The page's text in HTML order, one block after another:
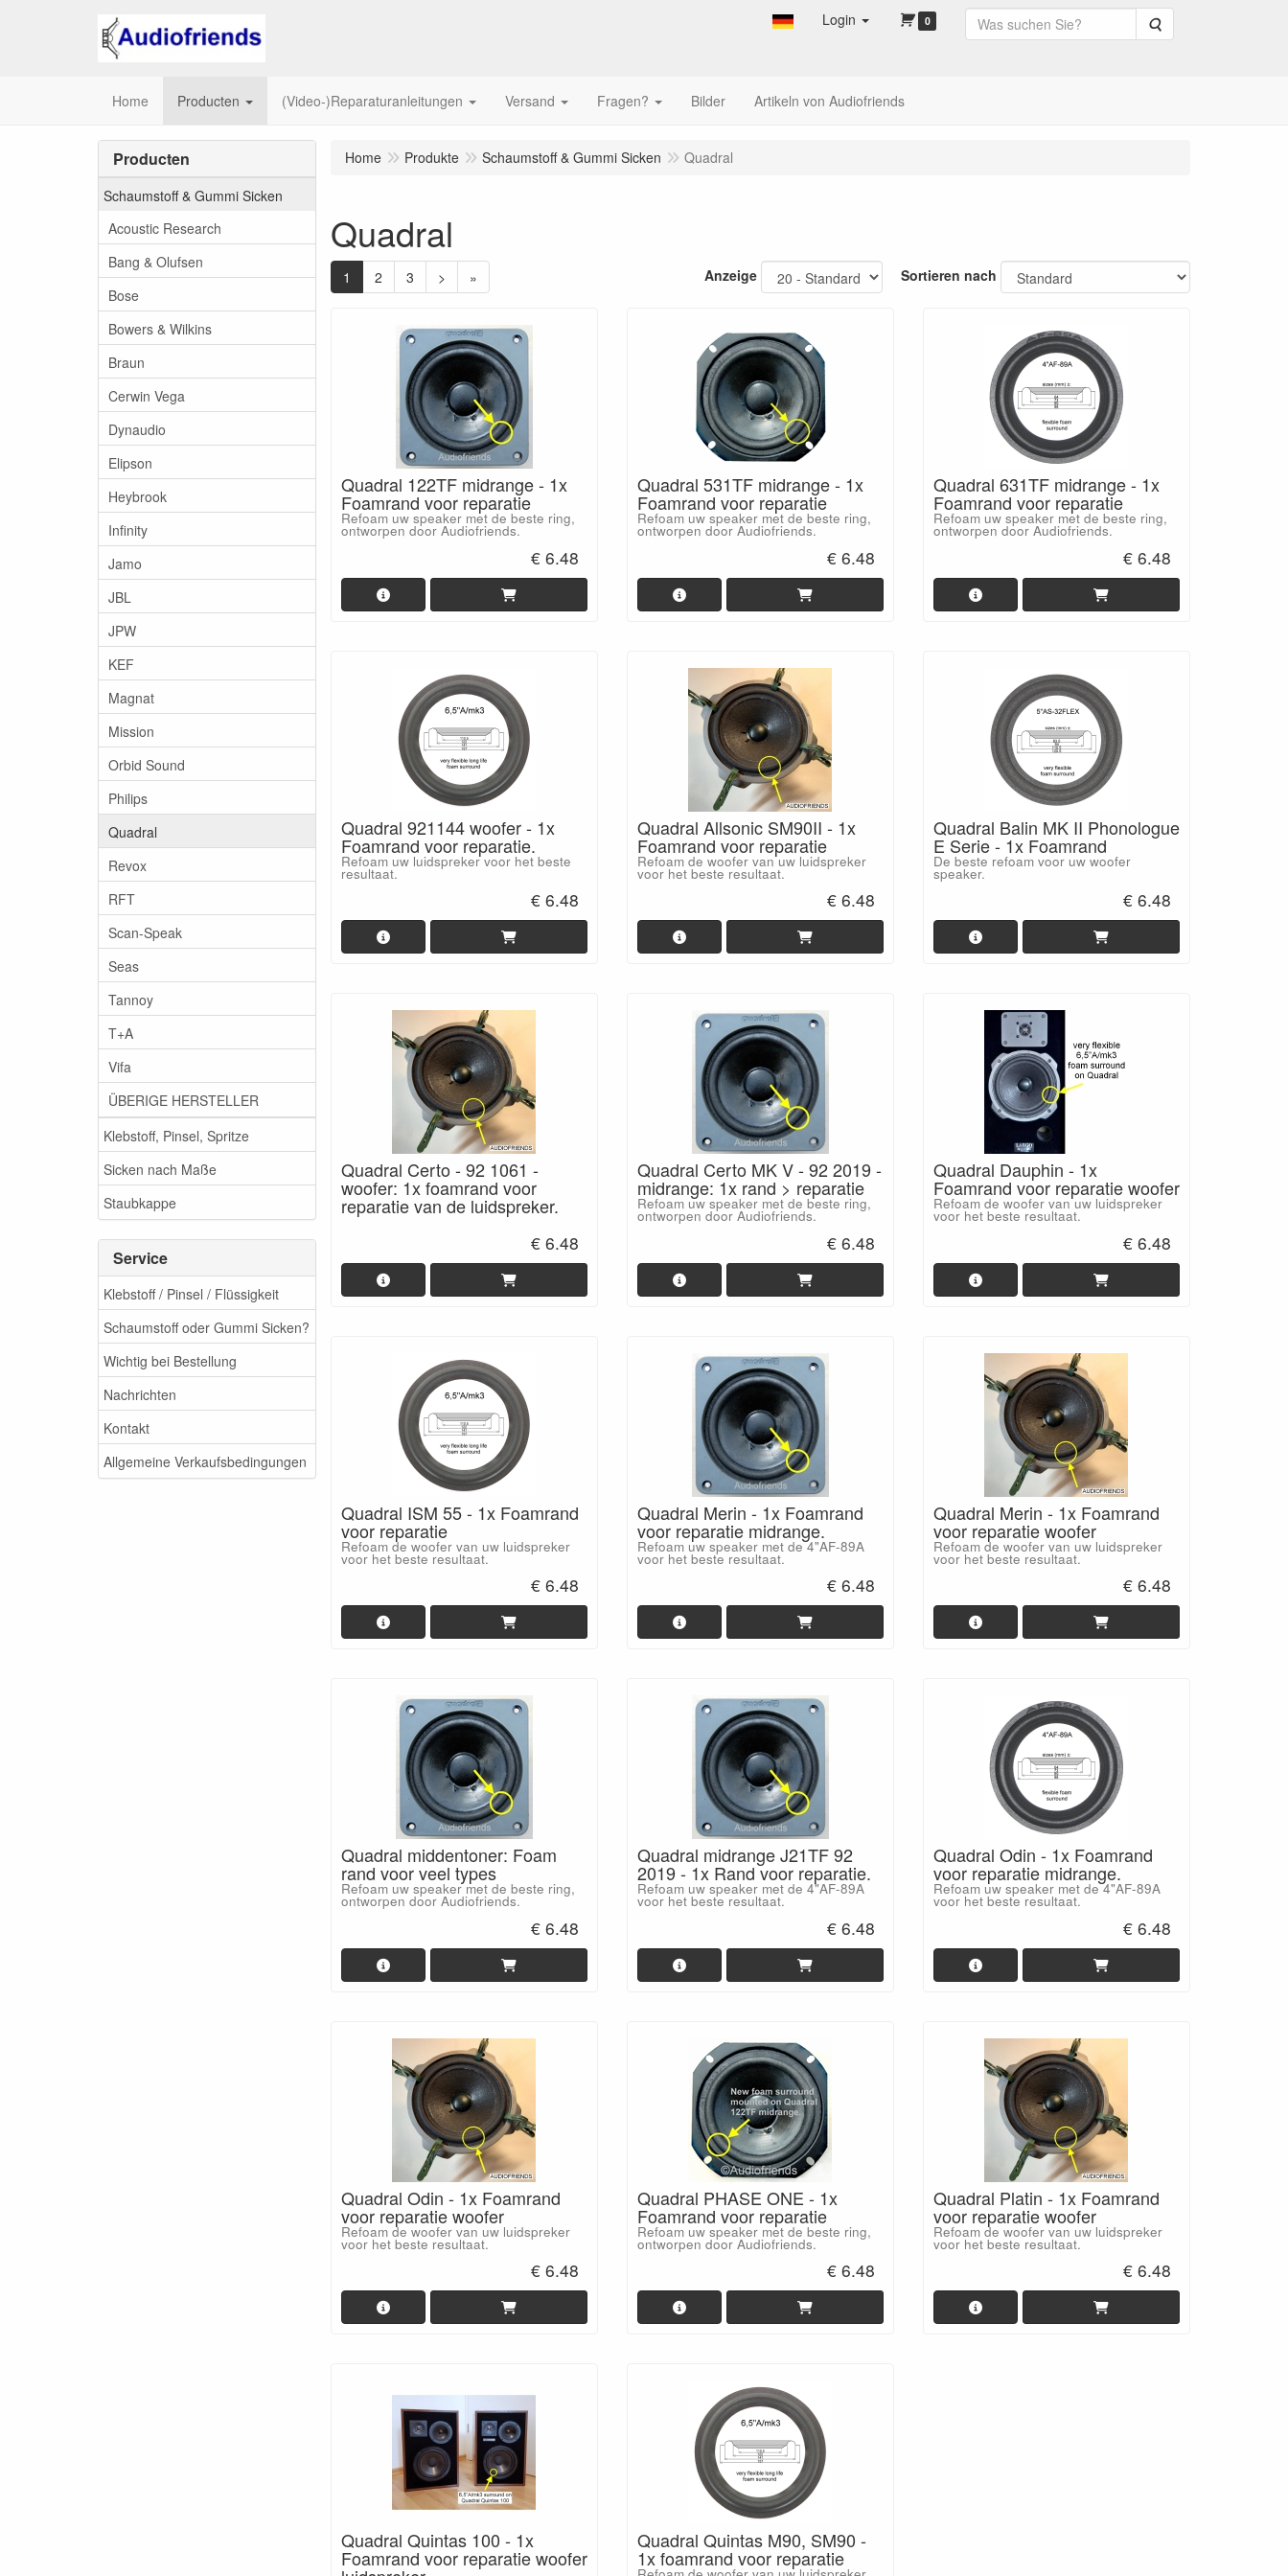
Login 0 Suche
Home Producten (Video-)Reparaturanleitungen Versand Fragen? Bilder Artikeln von Audiofriends
Producten
Schaumstoff & Gummi Sicken
Acoustic Research
Bang & Olufsen
Bose
Bowers & Wilkins
Braun
Cerwin Vega
Dynaudio
Elipson
Heybrook
Infinity
Jamo
JBL
JPW
KEF
Magnat
Mission
Orbid Sound
Philips
Quadral
Revox
RFT
Scan-Speak
Seas
Tannoy
T+A
Vifa
ÜBERIGE HERSTELLER
Klebstoff, Pinsel, Spritze
Sicken nach Maße
Staubkappe
Service
Klebstoff / Pinsel / Flüssigkeit
Schaumstoff oder Gummi Sicken?
Wichtig bei Bestellung
Nachrichten
Kontakt
Allgemeine Verkaufsbedingungen
Home Produkte Schaumstoff & Gummi Sicken Quadral
Quadral
1 2 3 > » Anzeige Sortieren nach
Quadral 122TF midrange - 1x
Foamrand voor reparatie
Refoam uw speaker met de beste ring,
ontworpen door Audiofriends.
€ 6.48
Quadral 531TF midrange - 1x
Foamrand voor reparatie
Refoam uw speaker met de beste ring,
ontworpen door Audiofriends.
€ 6.48
Quadral 631TF midrange - 1x
Foamrand voor reparatie
Refoam uw speaker met de beste ring,
ontworpen door Audiofriends.
€ 6.48
Quadral 921144 woofer - 1x
Foamrand voor reparatie.
Refoam uw luidspreker voor het beste
resultaat.
€ 6.48
Quadral Allsonic SM90II - 1x
Foamrand voor reparatie
Refoam de woofer van uw luidspreker
voor het beste resultaat.
€ 6.48
Quadral Balin MK II Phonologue
E Serie - 1x Foamrand
De beste refoam voor uw woofer
speaker.
€ 6.48
Quadral Certo - 92 1061 -
woofer: 1x foamrand voor
reparatie van de luidspreker.
€ 6.48
Quadral Certo MK V - 92 2019 -
midrange: 1x rand > reparatie
Refoam uw speaker met de beste ring,
ontworpen door Audiofriends.
€ 6.48
Quadral Dauphin - 1x
Foamrand voor reparatie woofer
Refoam de woofer van uw luidspreker
voor het beste resultaat.
€ 6.48
Quadral ISM 55 - 1x Foamrand
voor reparatie
Refoam de woofer van uw luidspreker
voor het beste resultaat.
€ 6.48
Quadral Merin - 1x Foamrand
voor reparatie midrange.
Refoam uw speaker met de 4"AF-89A
voor het beste resultaat.
€ 6.48
Quadral Merin - 1x Foamrand
voor reparatie woofer
Refoam de woofer van uw luidspreker
voor het beste resultaat.
€ 6.48
Quadral middentoner: Foam
rand voor veel types
Refoam uw speaker met de beste ring,
ontworpen door Audiofriends.
€ 6.48
Quadral midrange J21TF 92
2019 - 1x Rand voor reparatie.
Refoam uw speaker met de 4"AF-89A
voor het beste resultaat.
€ 6.48
Quadral Odin - 1x Foamrand
voor reparatie midrange.
Refoam uw speaker met de 4"AF-89A
voor het beste resultaat.
€ 6.48
Quadral Odin - 1x Foamrand
voor reparatie woofer
Refoam de woofer van uw luidspreker
voor het beste resultaat.
€ 6.48
Quadral PHASE ONE - 1x
Foamrand voor reparatie
Refoam uw speaker met de beste ring,
ontworpen door Audiofriends.
€ 6.48
Quadral Platin - 1x Foamrand
voor reparatie woofer
Refoam de woofer van uw luidspreker
voor het beste resultaat.
€ 6.48
Quadral Quintas 100 - 1x
Foamrand voor reparatie woofer
Quadral Quintas M90, SM90 -
1x foamrand voor reparatie